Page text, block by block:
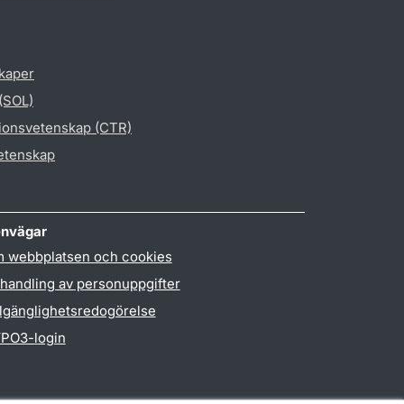
(CTR)
webbplatsen och cookies
av personuppgifter
login